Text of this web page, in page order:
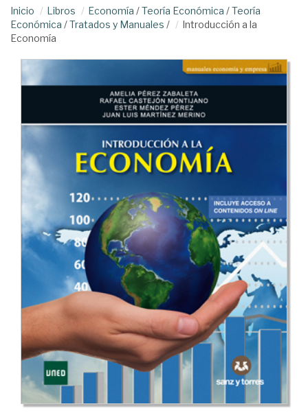
Inicio Libros Economía /Teoría Económica /Teoría
Económica /Tratados y Manuales /
Introducción a la
Economía